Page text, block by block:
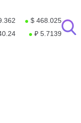
$ 468.025
₽ 5.7139